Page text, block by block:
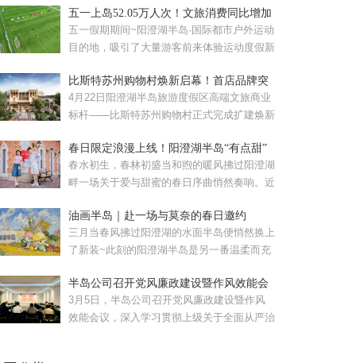
五一上岛52.05万人次！文旅消费同比增加
57.08%！
五一假期期间~阳澄湖半岛·国际都市户外运动
目的地，吸引了大量游客前来体验运动度假新
比斯特苏州购物村焕新启幕！首店品牌突
破120家
4月22日阳澄湖半岛旅游度假区高端文旅商业
标杆——比斯特苏州购物村正式完成扩建焕新
春日限定浪漫上线！阳澄湖半岛“有点甜”
春水初生，春林初盛当和煦的暖风拂过阳澄湖
畔一场关于爱与甜蜜的春日序曲悄然奏响。近
油画半岛｜赴一场与莫奈的春日邀约
三月当春风拂过阳澄湖的水面半岛便悄然换上
了新装~此刻的阳澄湖半岛是另一番温柔而充
半岛公司召开党风廉政建设暨作风效能会
议
3月5日，半岛公司召开党风廉政建设暨作风
效能会议，深入学习贯彻上级关于全面从严治